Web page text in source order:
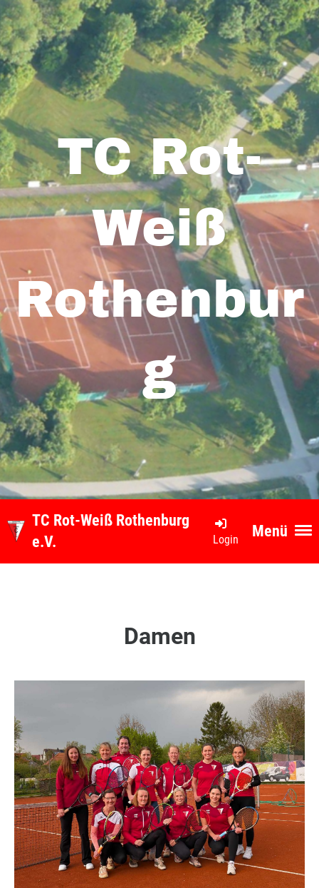
TC Rot-
Weiß
Rothenbur
g
Menü
Login
TC Rot-Weiß Rothenburg
e.V.
Damen